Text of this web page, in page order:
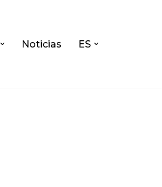
Noticias ES